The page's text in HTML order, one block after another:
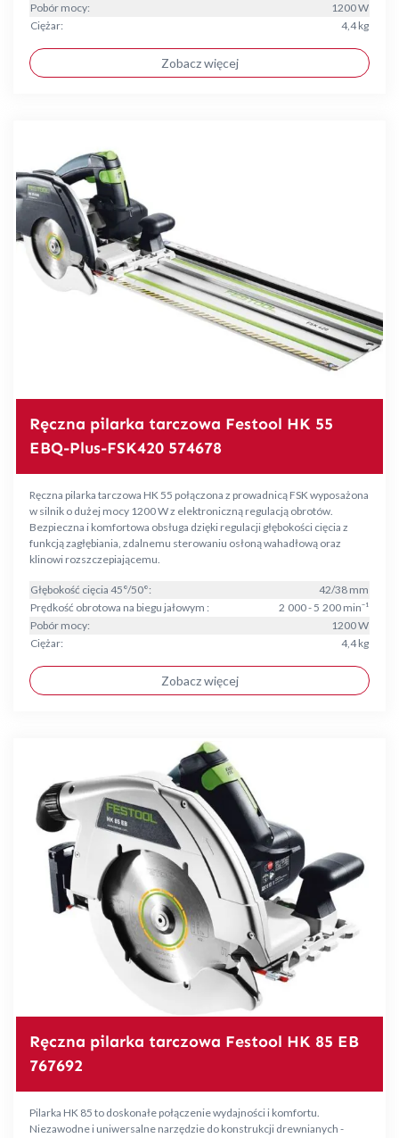
Pobór mocy:
1200 W
Ciężar:
4,4 kg
Zobacz więcej
Ręczna pilarka tarczowa Festool HK 55
EBQ-Plus-FSK420 574678
Ręczna pilarka tarczowa HK 55 połączona z prowadnicą FSK wyposażona
w silnik o dużej mocy 1200 W z elektroniczną regulacją obrotów.
Bezpieczna i komfortowa obsługa dzięki regulacji głębokości cięcia z
funkcją zagłębiania, zdalnemu sterowaniu osłoną wahadłową oraz
klinowi rozszczepiającemu.
Głębokość cięcia 45°/50°:
42/38 mm
Prędkość obrotowa na biegu jałowym :
2 000 - 5 200 min⁻¹
Pobór mocy:
1200 W
Ciężar:
4,4 kg
Zobacz więcej
Ręczna pilarka tarczowa Festool HK 85 EB
767692
Pilarka HK 85 to doskonałe połączenie wydajności i komfortu.
Niezawodne i uniwersalne narzędzie do konstrukcji drewnianych -